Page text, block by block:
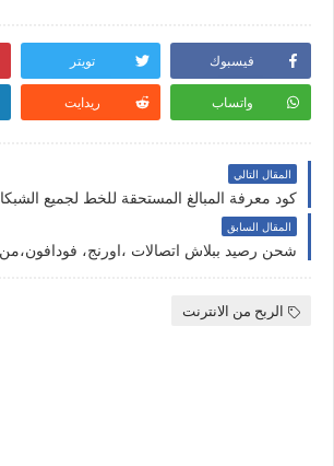
فيسبوك تويتر
واتساب ريدايت
المقال التالي
كود معرفة المبالغ المستحقة للخط لجميع
المقال السابق
شحن رصيد ببلاش اتصالات ،اورنج، فودافون،من
الربح من الانترنت